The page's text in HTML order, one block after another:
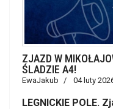
ZJAZD W
ŚLADZIE A4!
EwaJakub 04 luty
LEGNICKIE POLE.